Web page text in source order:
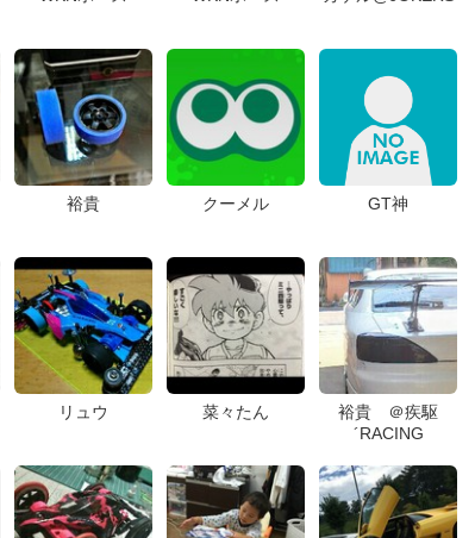
裕貴 クーメル GT神
リュウ 菜々たん
裕貴 ＠疾駆
´RACING